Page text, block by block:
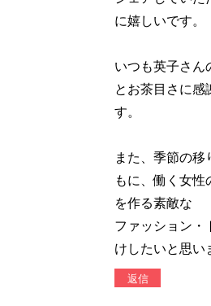
に嬉しいです。
いつも英子さん
とお茶目さに感
す。
また、季節の移
もに、働く女性
を作る素敵な
ファッション・
けしたいと思い
返信